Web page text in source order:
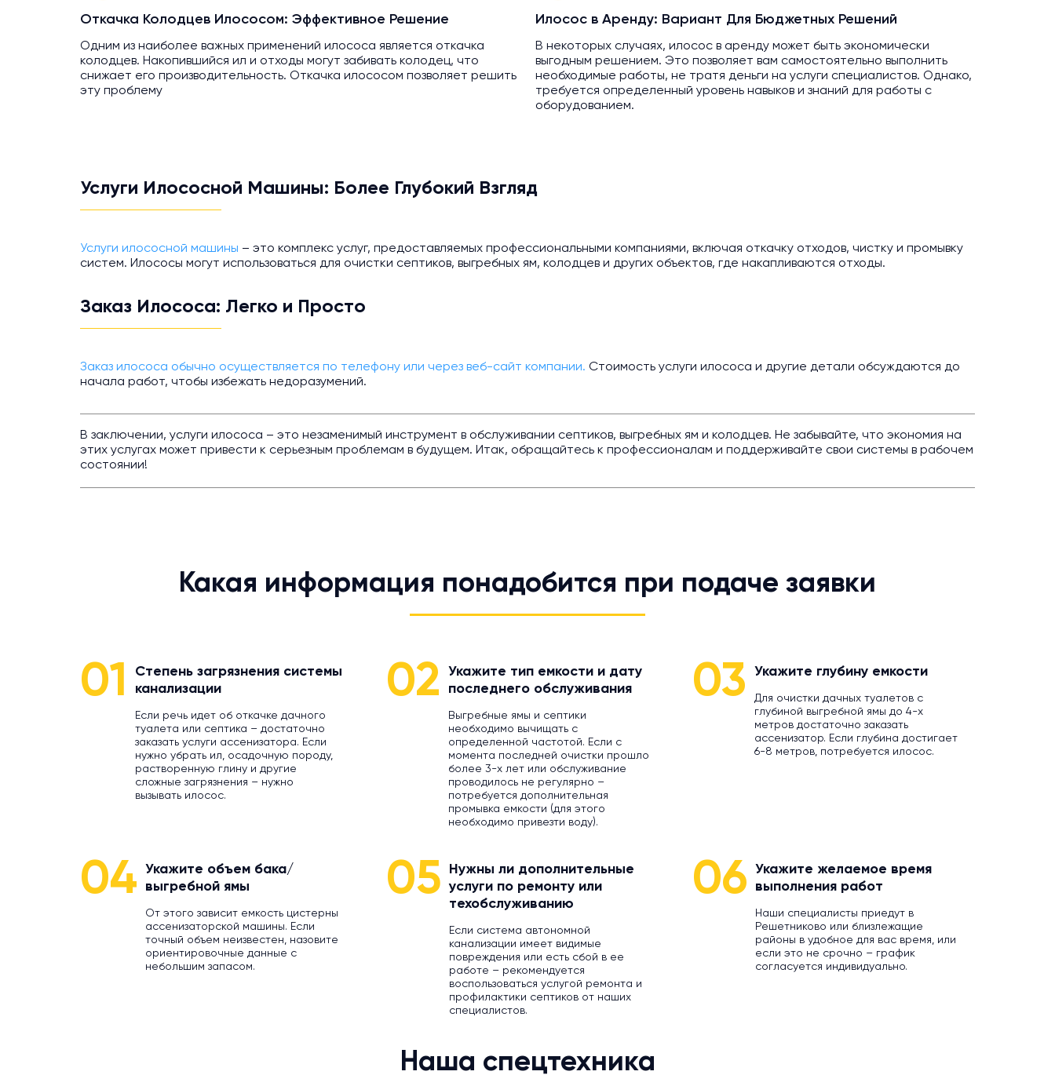
Откачка Колодцев Илососом: Эффективное Решение
Одним из наиболее важных применений илососа является откачка
колодцев. Накопившийся ил и отходы могут забивать колодец, что
снижает его производительность. Откачка илососом позволяет решить
эту проблему
Илосос в Аренду: Вариант Для Бюджетных Решений
В некоторых случаях, илосос в аренду может быть экономически
выгодным решением. Это позволяет вам самостоятельно выполнить
необходимые работы, не тратя деньги на услуги специалистов. Однако,
требуется определенный уровень навыков и знаний для работы с
оборудованием.
Услуги Илососной Машины: Более Глубокий Взгляд
Услуги илососной машины – это комплекс услуг, предоставляемых профессиональными компаниями, включая откачку отходов, чистку и промывку
систем. Илососы могут использоваться для очистки септиков, выгребных ям, колодцев и других объектов, где накапливаются отходы.
Заказ Илососа: Легко и Просто
Заказ илососа обычно осуществляется по телефону или через веб-сайт компании. Стоимость услуги илососа и другие детали обсуждаются до
начала работ, чтобы избежать недоразумений.
В заключении, услуги илососа – это незаменимый инструмент в обслуживании септиков, выгребных ям и колодцев. Не забывайте, что экономия на
этих услугах может привести к серьезным проблемам в будущем. Итак, обращайтесь к профессионалам и поддерживайте свои системы в рабочем
состоянии!
Какая информация понадобится при подаче заявки
01
Степень загрязнения системы
канализации
Если речь идет об откачке дачного
туалета или септика – достаточно
заказать услуги ассенизатора. Если
нужно убрать ил, осадочную породу,
растворенную глину и другие
сложные загрязнения – нужно
вызывать илосос.
02
Укажите тип емкости и дату
последнего обслуживания
Выгребные ямы и септики
необходимо вычищать с
определенной частотой. Если с
момента последней очистки прошло
более 3-х лет или обслуживание
проводилось не регулярно –
потребуется дополнительная
промывка емкости (для этого
необходимо привезти воду).
03 Укажите глубину емкости
Для очистки дачных туалетов с
глубиной выгребной ямы до 4-х
метров достаточно заказать
ассенизатор. Если глубина достигает
6-8 метров, потребуется илосос.
04
Укажите объем бака/
выгребной ямы
От этого зависит емкость цистерны
ассенизаторской машины. Если
точный объем неизвестен, назовите
ориентировочные данные с
небольшим запасом.
05
Нужны ли дополнительные
услуги по ремонту или
техобслуживанию
Если система автономной
канализации имеет видимые
повреждения или есть сбой в ее
работе – рекомендуется
воспользоваться услугой ремонта и
профилактики септиков от наших
специалистов.
06
Укажите желаемое время
выполнения работ
Наши специалисты приедут в
Решетниково или близлежащие
районы в удобное для вас время, или
если это не срочно – график
согласуется индивидуально.
Наша спецтехника